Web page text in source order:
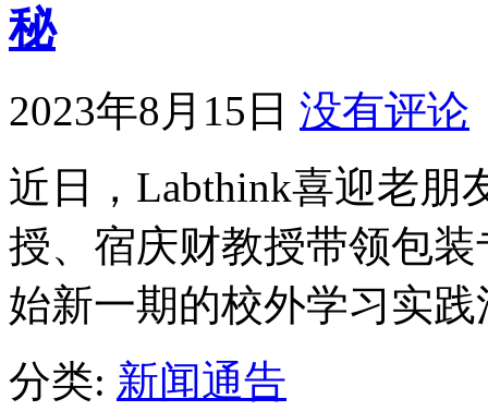
秘
2023年8月15日 没有评论
近日，Labthink喜迎老朋
授、宿庆财教授带领包
始新一期的校外学习实践
分类: 新闻通告